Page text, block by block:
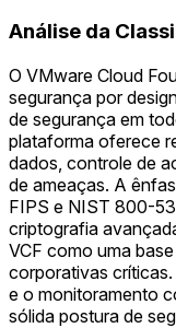
Análise da
O VMware Cloud
segurança por
de segurança em
plataforma oferece
dados, controle de
de ameaças. A
FIPS e NIST 800-
criptografia
VCF como uma
corporativas
e o monitoramento
sólida postura de